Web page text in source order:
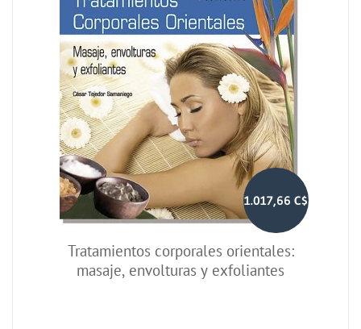
1.017,66 C$
Tratamientos corporales orientales:
masaje, envolturas y exfoliantes